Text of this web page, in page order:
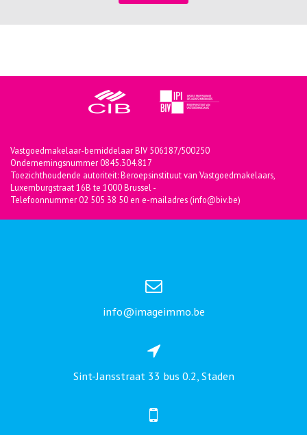
Vastgoedmakelaar-bemiddelaar BIV 506187/500250
Ondernemingsnummer 0845.304.817
Toezichthoudende autoriteit: Beroepsinstituut van Vastgoedmakelaars,
Luxemburgstraat 16B te 1000 Brussel -
Telefoonnummer 02 505 38 50 en e-mailadres (info@biv.be)
info@imageimmo.be
Sint-Jansstraat 33 bus 0.2, Staden